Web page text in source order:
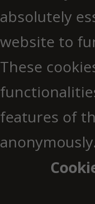
absolutely
website to
These
features of
anonymously.